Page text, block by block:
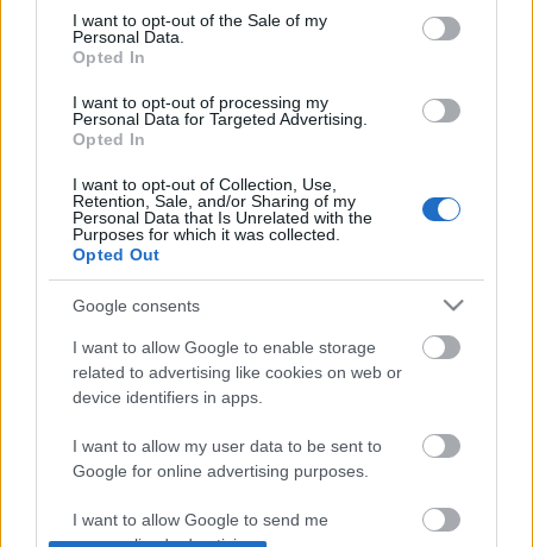
consent section.
I want to opt-out of the Sale of my
Personal Data.
Opted In
I want to opt-out of processing my
Personal Data for Targeted Advertising.
Opted In
I want to opt-out of Collection, Use,
Retention, Sale, and/or Sharing of my
Personal Data that Is Unrelated with the
Purposes for which it was collected.
Opted Out
Google consents
I want to allow Google to enable storage
related to advertising like cookies on web or
device identifiers in apps.
I want to allow my user data to be sent to
Google for online advertising purposes.
I want to allow Google to send me
Dreher Barack
Illat: barackos KÖLYÖK pezsgő Hab: mosószeres
habzású Szín: bükkfa, fekete tea, amber ale-es A
Dreher szerintem már csak üdítőgyártó, a sör a
portfóliójának kisebbik részét teheti csak ki. Az
natúr sör alaplé, tehát nem azzal erjesztik le a…